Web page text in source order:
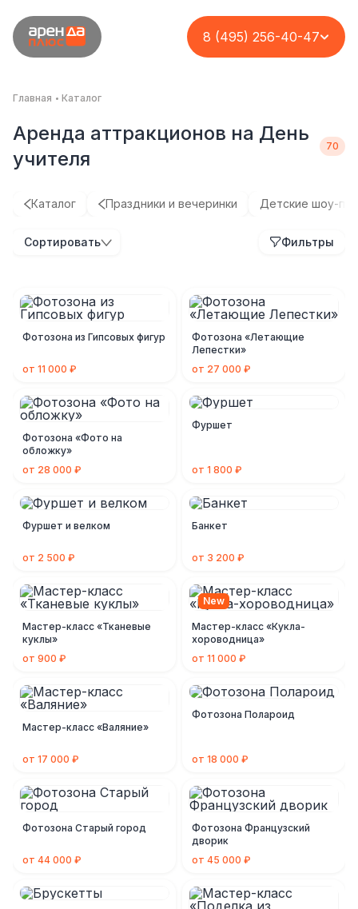
8 (495) 256-40-47
Главная Каталог
Аренда аттракционов на День
учителя
Каталог Праздники и вечеринки Детские шоу-
Сортировать Фильтры
Фотозона из Гипсовых фигур
от 11 000 ₽
Фотозона «Летающие
Лепестки»
от 27 000 ₽
Фотозона «Фото на
обложку»
от 28 000 ₽
Фуршет
от 1 800 ₽
Фуршет и велком
от 2 500 ₽
Банкет
от 3 200 ₽
Мастер-класс «Тканевые
куклы»
от 900 ₽
New
Мастер-класс «Кукла-
хороводница»
от 11 000 ₽
Мастер-класс «Валяние»
от 17 000 ₽
Фотозона Полароид
от 18 000 ₽
Фотозона Старый город
от 44 000 ₽
Фотозона Французский
дворик
от 45 000 ₽